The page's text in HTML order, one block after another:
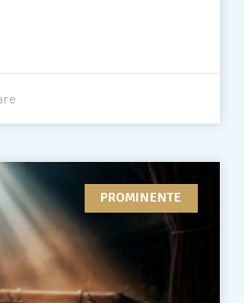
PROMINENTE